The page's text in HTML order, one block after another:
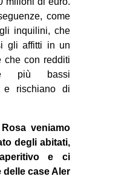
come
inquilini, che
gli affitti in un
che con redditi
più bassi
e rischiano di
veniamo
degli abitati,
e ci
case Aler